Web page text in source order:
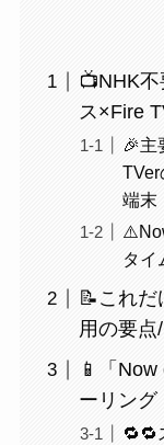
📺NHK
ス×Fire
🎉主
TVer
端末
タイ
📝これ
用の要点
📱「
ーリン